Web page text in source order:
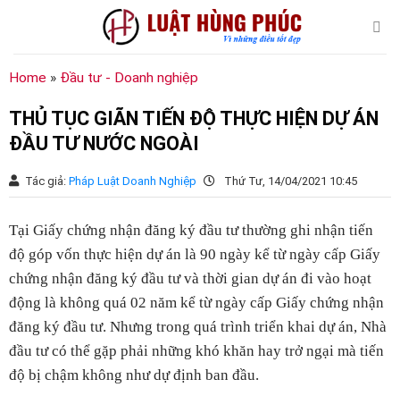
dung
Home » Đầu tư - Doanh nghiệp
THỦ TỤC GIÃN TIẾN ĐỘ THỰC HIỆN DỰ ÁN
ĐẦU TƯ NƯỚC NGOÀI
Tác giả: Pháp Luật Doanh Nghiệp Thứ Tư, 14/04/2021 10:45
Tại Giấy chứng nhận đăng ký đầu tư thường ghi nhận tiến
độ góp vốn thực hiện dự án là 90 ngày kể từ ngày cấp Giấy
chứng nhận đăng ký đầu tư và thời gian dự án đi vào hoạt
động là không quá 02 năm kể từ ngày cấp Giấy chứng nhận
đăng ký đầu tư. Nhưng trong quá trình triển khai dự án, Nhà
đầu tư có thể gặp phải những khó khăn hay trở ngại mà tiến
độ bị chậm không như dự định ban đầu.